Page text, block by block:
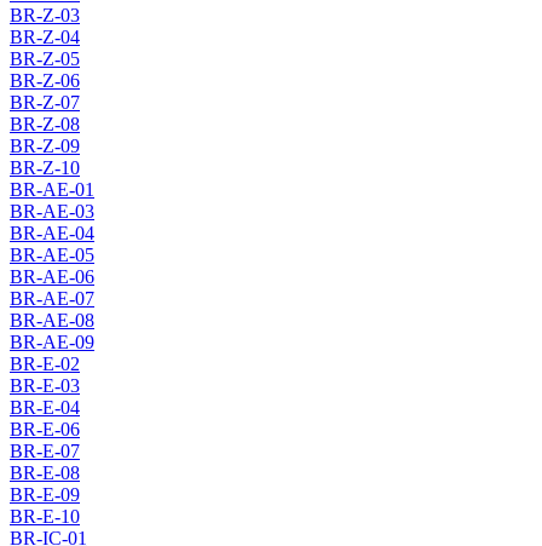
BR-Z-03
BR-Z-04
BR-Z-05
BR-Z-06
BR-Z-07
BR-Z-08
BR-Z-09
BR-Z-10
BR-AE-01
BR-AE-03
BR-AE-04
BR-AE-05
BR-AE-06
BR-AE-07
BR-AE-08
BR-AE-09
BR-E-02
BR-E-03
BR-E-04
BR-E-06
BR-E-07
BR-E-08
BR-E-09
BR-E-10
BR-IC-01